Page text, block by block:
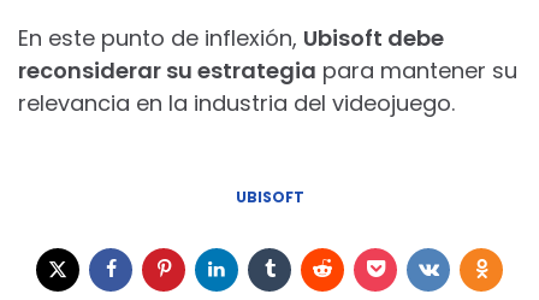
En este punto de inflexión, Ubisoft debe
reconsiderar su estrategia para mantener su
relevancia en la industria del videojuego.
UBISOFT